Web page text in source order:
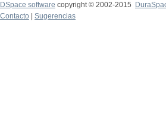
DSpace software copyright © 2002-2015
Contacto
Sugerencias